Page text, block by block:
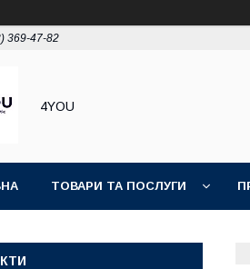
369-47-82
4YOU
ТОВАРИ ТА ПОСЛУГИ